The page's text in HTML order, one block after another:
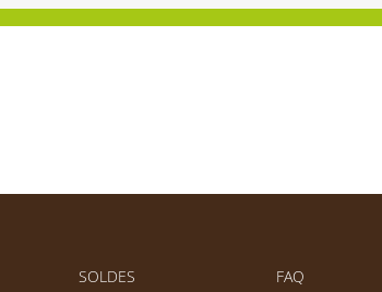
SOLDES FAQ